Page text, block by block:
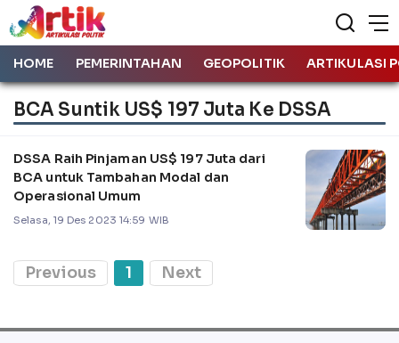
HOME PEMERINTAHAN GEOPOLITIK ARTIKULASI
BCA Suntik US$ 197 Juta Ke DSSA
DSSA Raih Pinjaman US$ 197 Juta dari
BCA untuk Tambahan Modal dan
Operasional Umum
Selasa, 19 Des 2023 14:59 WIB
Previous 1 Next